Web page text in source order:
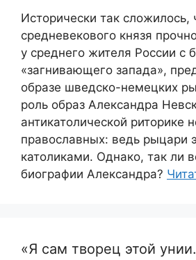
Исторически так сложилось,
средневекового князя
у среднего жителя России с
«загнивающего запада»,
образе шведско-немецких
роль образ Александра
антикатолической риторике
православных: ведь рыцари
католиками. Однако, так ли
биографии Александра?
«Я сам творец этой